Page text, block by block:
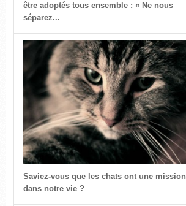
être adoptés tous ensemble : « Ne nous
séparez...
Saviez-vous que les chats ont une mission
dans notre vie ?